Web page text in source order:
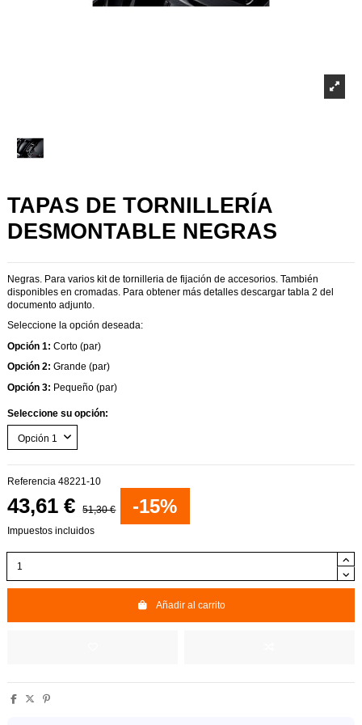
TAPAS DE TORNILLERÍA
DESMONTABLE NEGRAS
Negras. Para varios kit de tornilleria de fijación de accesorios. También
disponibles en cromadas. Para obtener más detalles descargar tabla 2 del
documento adjunto.
Seleccione la opción deseada:
Opción 1: Corto (par)
Opción 2: Grande (par)
Opción 3: Pequeño (par)
Seleccione su opción:
Referencia 48221-10
43,61 € 51,30 € -15%
Impuestos incluidos
Añadir al carrito